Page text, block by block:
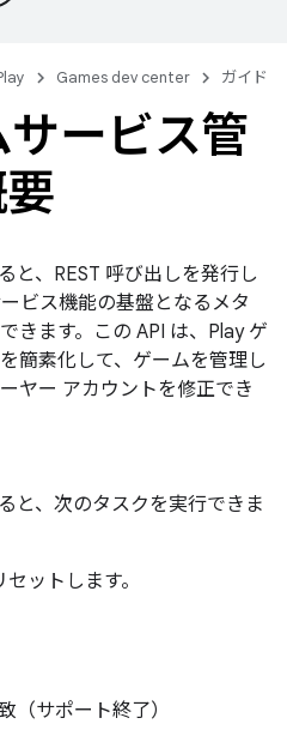
Games dev center ガイド
ービス管
と、REST 呼び出しを発行し
ビス機能の基盤となるメタ
きます。この API は、Play ゲ
簡素化して、ゲームを管理し
ヤー アカウントを修正でき
と、次のタスクを実行できま
ットします。
（サポート終了）